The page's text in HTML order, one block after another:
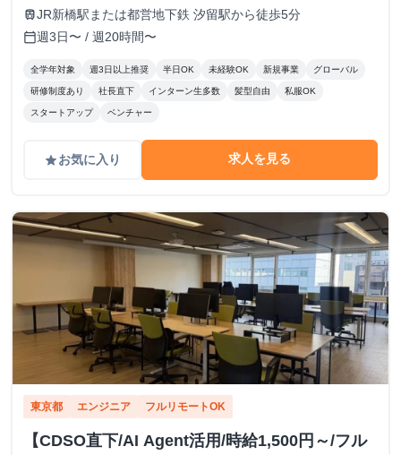
trainJR新橋駅または都営地下鉄 汐留駅から徒歩5分
calendar_today週3日〜 / 週20時間〜
全学年対象 週3日以上推奨 半日OK 未経験OK 新規事業 グローバル
研修制度あり 社長直下 インターン生多数 髪型自由 私服OK
スタートアップ ベンチャー
gradeお気に入り 求人を見る
東京都 エンジニア フルリモートOK
【CDSO直下/AI Agent活用/時給1,500円～/フル